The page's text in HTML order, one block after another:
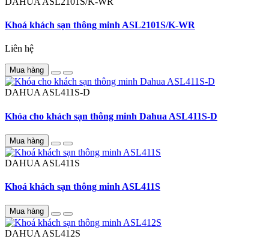
Khoá khách sạn thông minh ASL2101S/K-WR
Liên hệ
Mua hàng
DAHUA ASL411S-D
Khóa cho khách sạn thông minh Dahua ASL411S-D
Mua hàng
DAHUA ASL411S
Khoá khách sạn thông minh ASL411S
Mua hàng
DAHUAASL412S